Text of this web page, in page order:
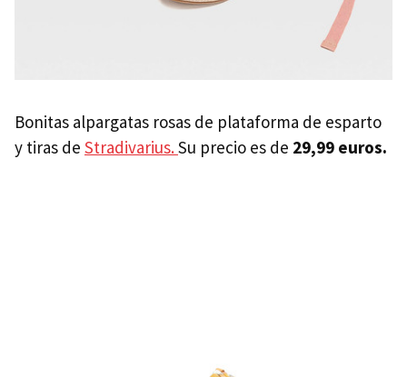
Bonitas alpargatas rosas de plataforma de esparto
y tiras de Stradivarius.Su precio es de 29,99 euros.